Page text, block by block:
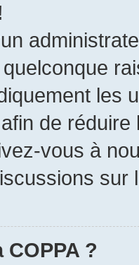
les
de
vous à
sur
COPPA ?